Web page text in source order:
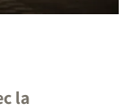
la